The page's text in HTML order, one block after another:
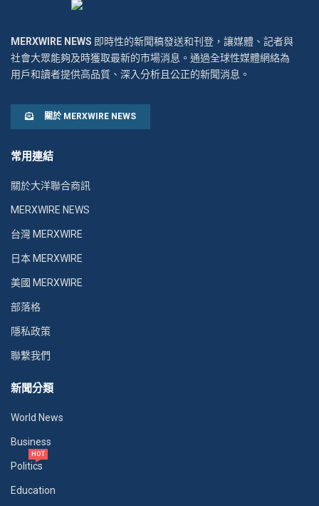
MERXWIRE NEWS 即時性的新聞稿發送和刊登，讓媒體、記者與
社會大眾能夠及時獲取最新的市場消息。通過全球性媒體網絡為
用戶和讀者提供高品質、深入分析且公正的新聞消息。
關於 MERXWIRE NEWS
常用連結
關於大洋聯合商訊
MERXWIRE NEWS
台灣 MERXWIRE
日本 MERXWIRE
美國 MERXWIRE
部落格
隱私政策
聯繫我們
新聞分類
World News
Business
Politics
HOT
Education